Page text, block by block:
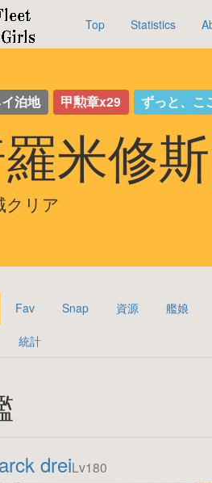
Top Statistics
泊地 甲勲章x29 ずっと、こ
米修
クリア
Fav Snap 資源 艦娘
統計
dreiLv180